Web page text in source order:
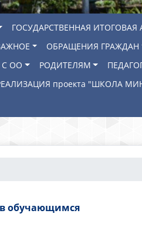
ГОСУДАРСТВЕННАЯ ИТОГОВАЯ
ОБРАЩЕНИЯ ГРАЖДАН
ОО РОДИТЕЛЯМ
проекта "ШКОЛА
обучающимся